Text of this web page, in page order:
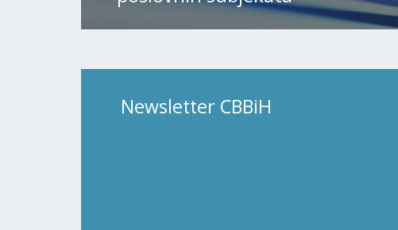
Newsletter CBBiH